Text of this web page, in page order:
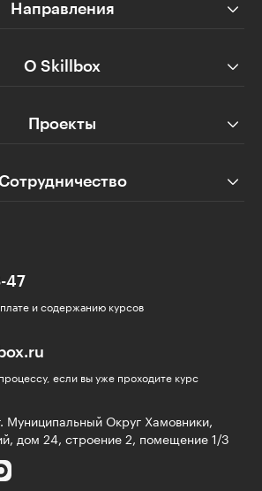
Направления
О Skillbox
Проекты
47
и содержанию курсов
если вы уже проходите курс
Муниципальный Округ Хамовники,
дом 24, строение 2, помещение 1/3